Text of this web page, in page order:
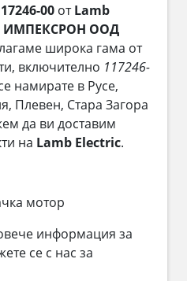
00 отLamb
ИМПЕКСРОН ООД
широка гама от
включително 117246-
намирате в Русе,
Плевен, Стара Загора
да ви доставим
на Lamb Electric.
мотор
информация за
се с нас за